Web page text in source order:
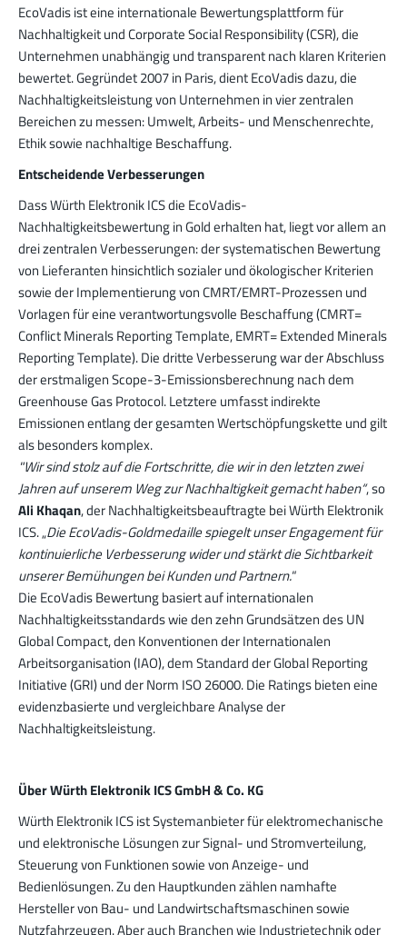
EcoVadis ist eine internationale Bewertungsplattform für
Nachhaltigkeit und Corporate Social Responsibility (CSR), die
Unternehmen unabhängig und transparent nach klaren Kriterien
bewertet. Gegründet 2007 in Paris, dient EcoVadis dazu, die
Nachhaltigkeitsleistung von Unternehmen in vier zentralen
Bereichen zu messen: Umwelt, Arbeits- und Menschenrechte,
Ethik sowie nachhaltige Beschaffung.
Entscheidende Verbesserungen
Dass Würth Elektronik ICS die EcoVadis-
Nachhaltigkeitsbewertung in Gold erhalten hat, liegt vor allem an
drei zentralen Verbesserungen: der systematischen Bewertung
von Lieferanten hinsichtlich sozialer und ökologischer Kriterien
sowie der Implementierung von CMRT/EMRT-Prozessen und
Vorlagen für eine verantwortungsvolle Beschaffung (CMRT=
Conflict Minerals Reporting Template, EMRT= Extended Minerals
Reporting Template). Die dritte Verbesserung war der Abschluss
der erstmaligen Scope-3-Emissionsberechnung nach dem
Greenhouse Gas Protocol. Letztere umfasst indirekte
Emissionen entlang der gesamten Wertschöpfungskette und gilt
als besonders komplex.
"Wir sind stolz auf die Fortschritte, die wir in den letzten zwei
Jahren auf unserem Weg zur Nachhaltigkeit gemacht haben“, so
Ali Khaqan, der Nachhaltigkeitsbeauftragte bei Würth Elektronik
ICS. „Die EcoVadis-Goldmedaille spiegelt unser Engagement für
kontinuierliche Verbesserung wider und stärkt die Sichtbarkeit
unserer Bemühungen bei Kunden und Partnern.“
Die EcoVadis Bewertung basiert auf internationalen
Nachhaltigkeitsstandards wie den zehn Grundsätzen des UN
Global Compact, den Konventionen der Internationalen
Arbeitsorganisation (IAO), dem Standard der Global Reporting
Initiative (GRI) und der Norm ISO 26000. Die Ratings bieten eine
evidenzbasierte und vergleichbare Analyse der
Nachhaltigkeitsleistung.
Über Würth Elektronik ICS GmbH & Co. KG
Würth Elektronik ICS ist Systemanbieter für elektromechanische
und elektronische Lösungen zur Signal- und Stromverteilung,
Steuerung von Funktionen sowie von Anzeige- und
Bedienlösungen. Zu den Hauptkunden zählen namhafte
Hersteller von Bau- und Landwirtschaftsmaschinen sowie
Nutzfahrzeugen. Aber auch Branchen wie Industrietechnik oder